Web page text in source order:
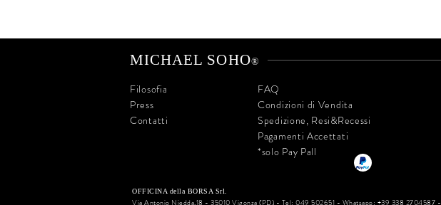
MICHAEL SOHO®
Filosofia
Press
Contatti
FAQ
Condizioni di Vendita
Spedizione, Resi&Recessi
Pagamenti Accettati
*solo Pay Pall
OFFICINA della BORSA Srl.
Via Antonio Niedda,18 - 35010 Vigonza (PD) - Tel: 049 502651 - Whatsapp: +39 338 2704587 -